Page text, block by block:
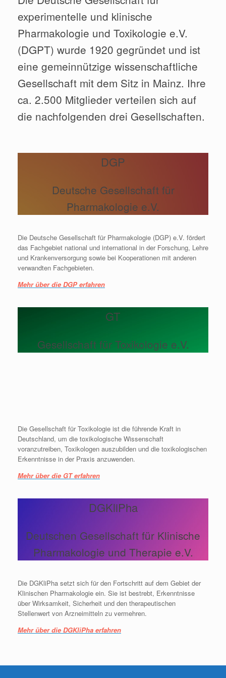
experimentelle und klinische
Pharmakologie und Toxikologie e.V.
(DGPT) wurde 1920 gegründet und ist
eine gemeinnützige wissenschaftliche
Gesellschaft mit dem Sitz in Mainz. Ihre
ca. 2.500 Mitglieder verteilen sich auf
die nachfolgenden drei Gesellschaften.
DGP
Deutsche Gesellschaft für
Pharmakologie e.V.
Die Deutsche Gesellschaft für Pharmakologie (DGP) e.V. fördert
das Fachgebiet national und international in der Forschung, Lehre
und Krankenversorgung sowie bei Kooperationen mit anderen
verwandten Fachgebieten.
Mehr über die DGP erfahren
GT
Gesellschaft für Toxikologie e.V.
Die Gesellschaft für Toxikologie ist die führende Kraft in
Deutschland, um die toxikologische Wissenschaft
voranzutreiben, Toxikologen auszubilden und die toxikologischen
Erkenntnisse in der Praxis anzuwenden.
Mehr über die GT erfahren
DGKliPha
Deutschen Gesellschaft für Klinische
Pharmakologie und Therapie e.V.
Die DGKliPha setzt sich für den Fortschritt auf dem Gebiet der
Klinischen Pharmakologie ein. Sie ist bestrebt, Erkenntnisse
über Wirksamkeit, Sicherheit und den therapeutischen
Stellenwert von Arzneimitteln zu vermehren.
Mehr über die DGKliPha erfahren